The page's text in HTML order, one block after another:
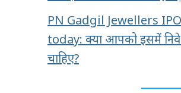
PN Gadgil Jewellers
today: क्या आपको इसमें
चाहिए?